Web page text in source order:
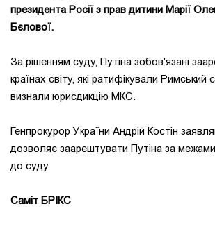
президента Росії з прав дитини Марії
Бєлової.
За рішенням суду, Путіна зобов'язані
країнах світу, які ратифікували Римський
визнали юрисдикцію МКС.
Генпрокурор України Андрій Костін
дозволяє заарештувати Путіна за
до суду.
Саміт БРІКС